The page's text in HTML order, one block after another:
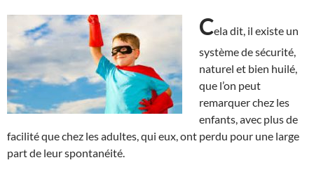
Cela dit, il existe un
système de sécurité,
naturel et bien huilé,
que l’on peut
remarquer chez les
enfants, avec plus de
facilité que chez les adultes, qui eux, ont perdu pour une large
part de leur spontanéité.